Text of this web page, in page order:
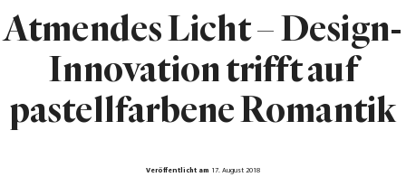
Atmendes Licht – Design-
Innovation trifft auf
pastellfarbene Romantik
Veröffentlicht am 17. August 2018